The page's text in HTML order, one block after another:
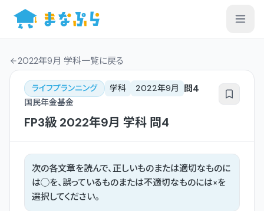
2022年9月 学科一覧に戻る
ライフプランニング 学科 2022年9月 問4
国民年金基金
FP3級 2022年9月 学科 問4
次の各文章を読んで、正しいものまたは適切なものに
は◯を、誤っているものまたは不適切なものには×を
選択してください。